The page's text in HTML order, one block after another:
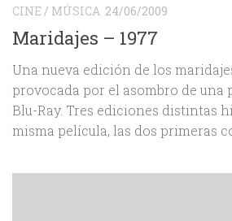
CINE / MÚSICA 24/06/2009
Maridajes – 1977
Una nueva edición de los
provocada por el asombro de una
Blu-Ray. Tres ediciones distintas
misma película, las dos primeras